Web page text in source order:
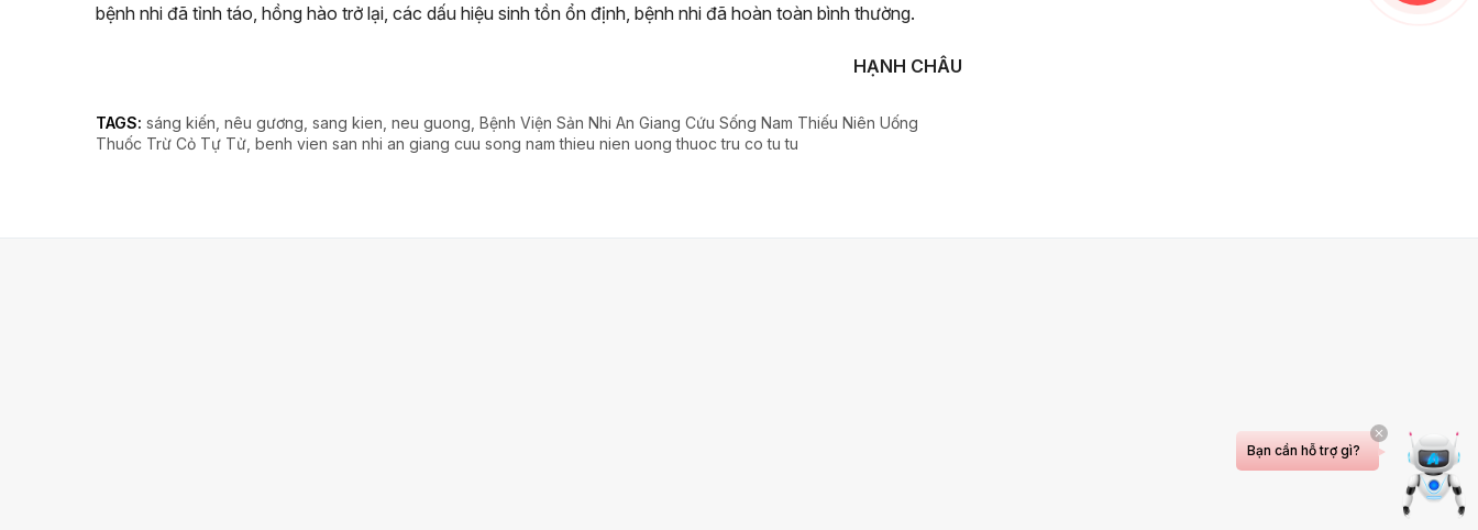
bệnh nhi đã tỉnh táo, hồng hào trở lại, các dấu hiệu sinh tồn ổn định, bệnh nhi đã hoàn toàn bình thường.
HẠNH CHÂU
TAGS: sáng kiến nêu gương sang kien neu guong Bệnh Viện Sản Nhi An Giang Cứu Sống Nam Thiếu Niên Uống
Thuốc Trừ Cỏ Tự Tử benh vien san nhi an giang cuu song nam thieu nien uong thuoc tru co tu tu
Bạn cần hỗ trợ gì?